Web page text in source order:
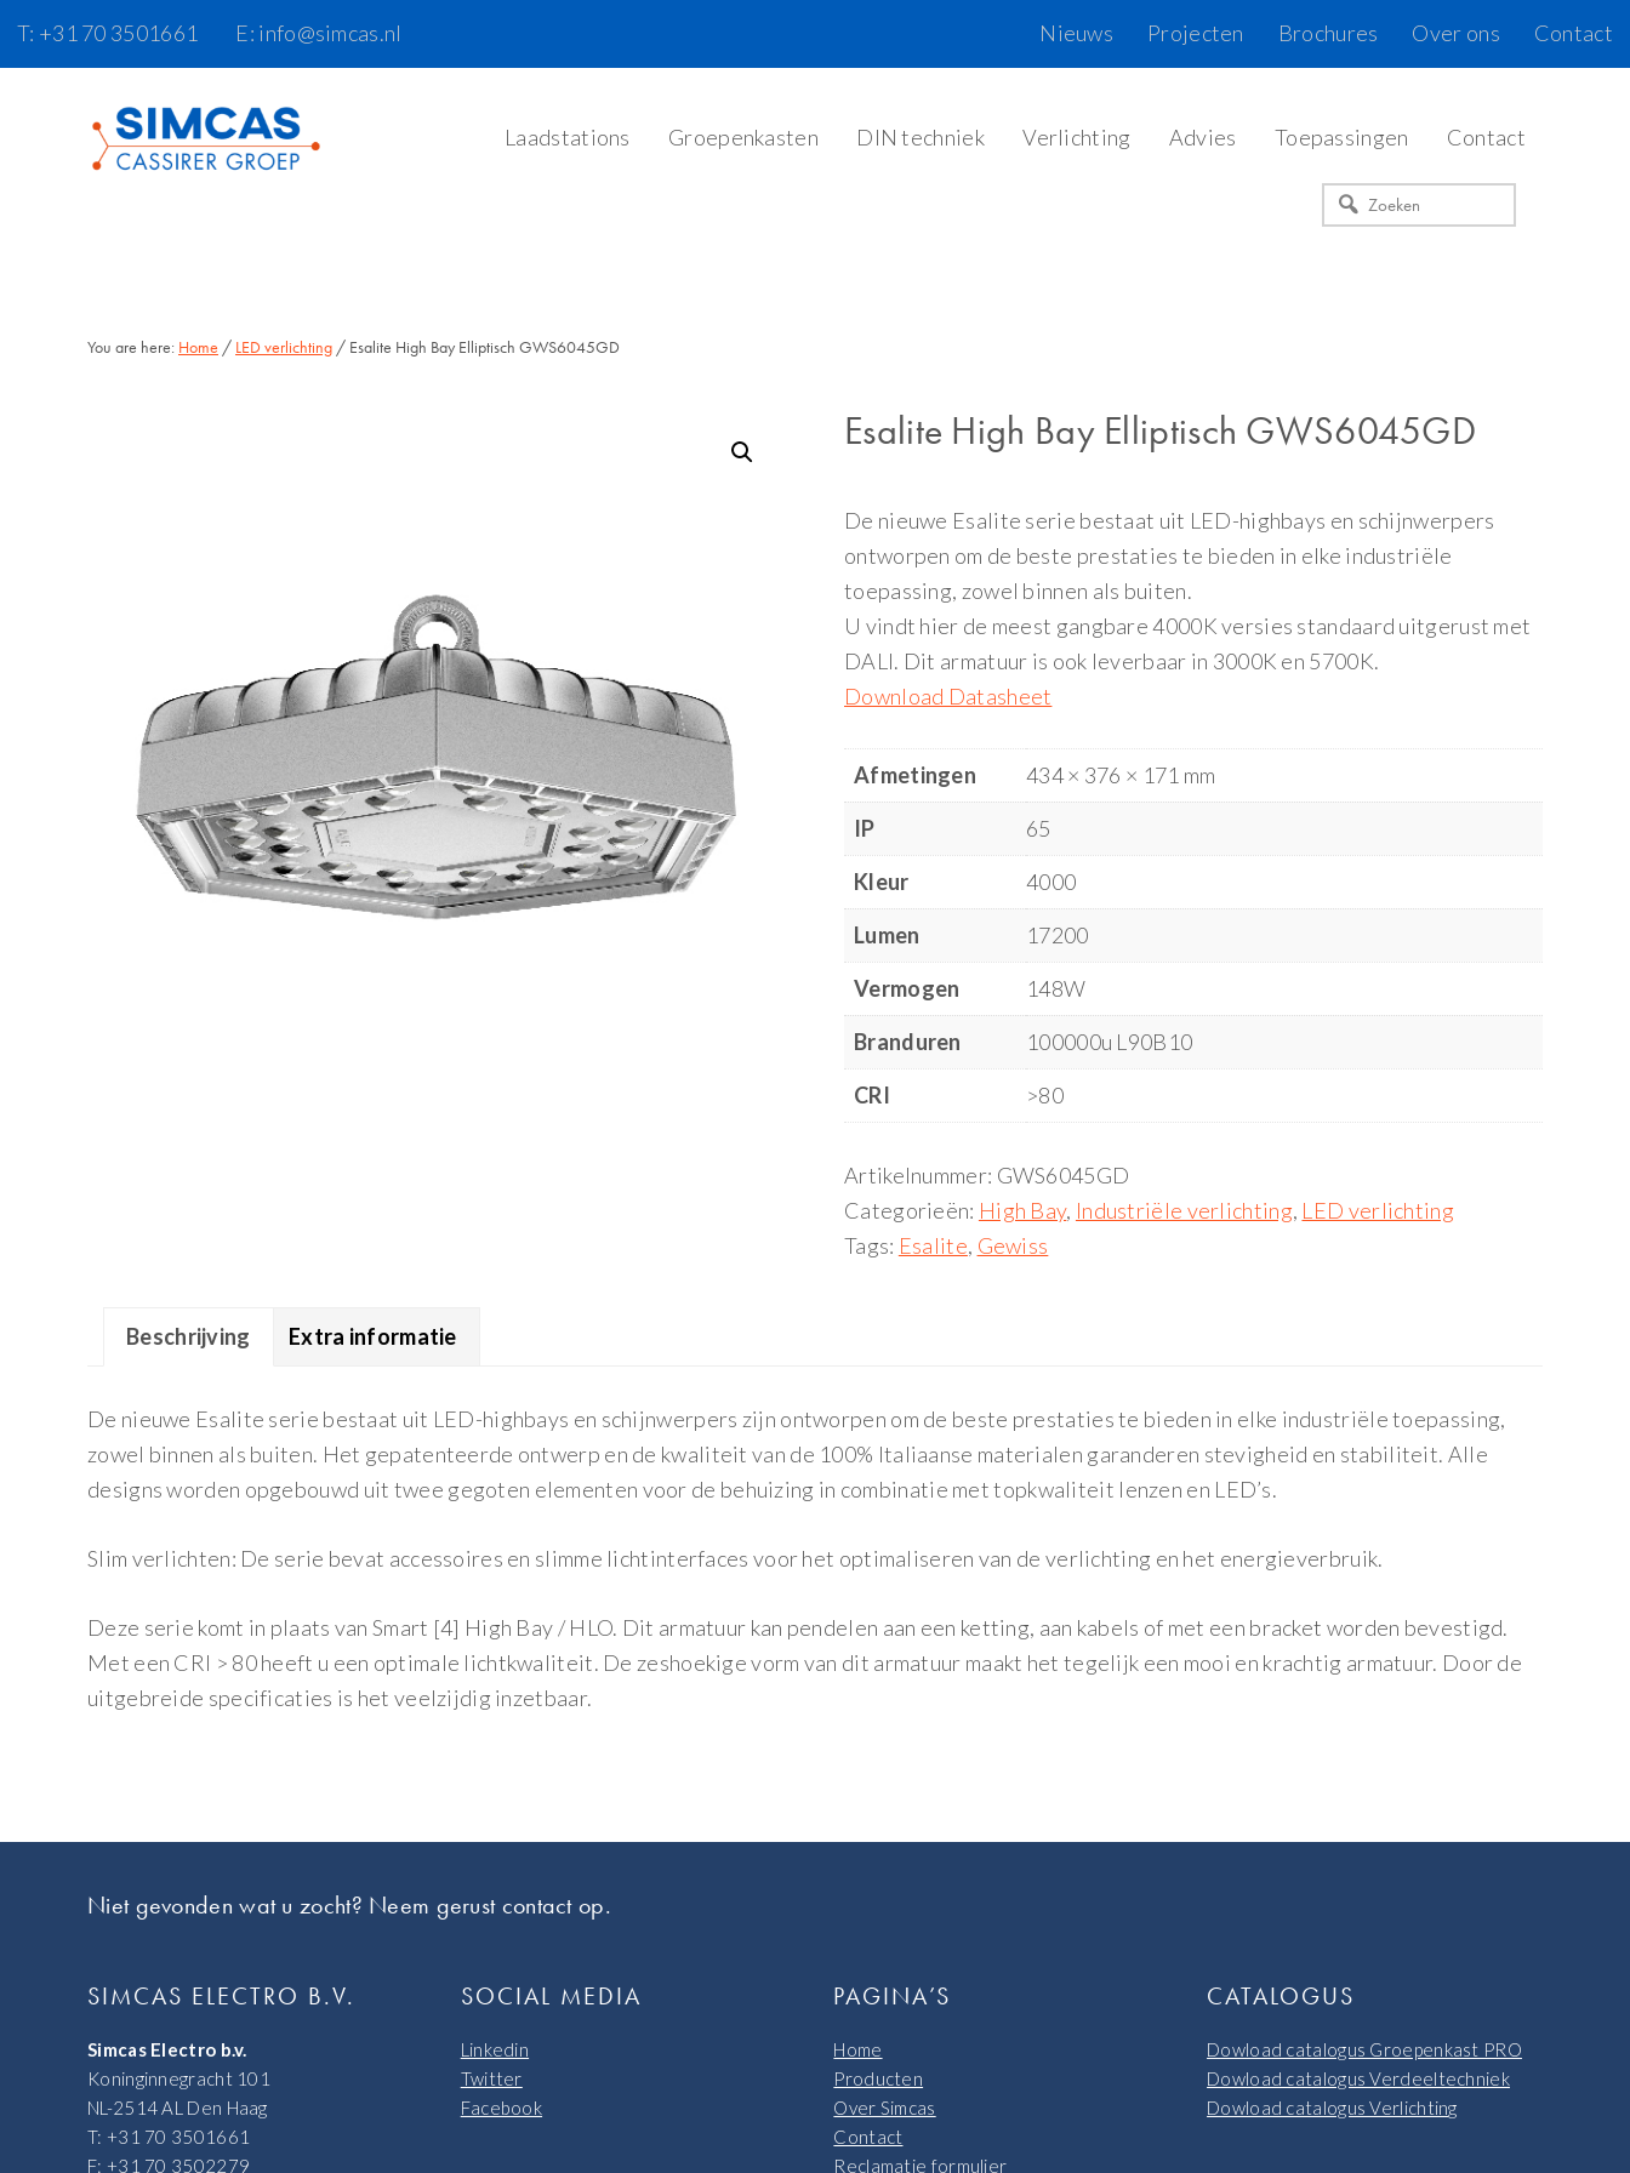
T: +31 70 3501661 E: info@simcas.nl Contact
Over ons
Brochures
Projecten
Nieuws
Laadstations Groepenkasten DIN techniek Verlichting Advies Toepassingen Contact
Zoeken
You are here: Home / LED verlichting / Esalite High Bay Elliptisch GWS6045GD
Esalite High Bay Elliptisch GWS6045GD
De nieuwe Esalite serie bestaat uit LED-highbays en schijnwerpers
ontworpen om de beste prestaties te bieden in elke industriële
toepassing, zowel binnen als buiten.
U vindt hier de meest gangbare 4000K versies standaard uitgerust met
DALI. Dit armatuur is ook leverbaar in 3000K en 5700K.
Download Datasheet
Afmetingen
434 × 376 × 171 mm
IP
65
Kleur
4000
Lumen
17200
Vermogen
148W
Branduren
100000u L90B10
CRI
>80
Artikelnummer: GWS6045GD
Categorieën: High Bay, Industriële verlichting, LED verlichting
Tags: Esalite, Gewiss
Beschrijving Extra informatie
De nieuwe Esalite serie bestaat uit LED-highbays en schijnwerpers zijn ontworpen om de beste prestaties te bieden in elke industriële toepassing,
zowel binnen als buiten. Het gepatenteerde ontwerp en de kwaliteit van de 100% Italiaanse materialen garanderen stevigheid en stabiliteit. Alle
designs worden opgebouwd uit twee gegoten elementen voor de behuizing in combinatie met topkwaliteit lenzen en LED’s.
Slim verlichten: De serie bevat accessoires en slimme lichtinterfaces voor het optimaliseren van de verlichting en het energieverbruik.
Deze serie komt in plaats van Smart [4] High Bay / HLO. Dit armatuur kan pendelen aan een ketting, aan kabels of met een bracket worden bevestigd.
Met een CRI > 80 heeft u een optimale lichtkwaliteit. De zeshoekige vorm van dit armatuur maakt het tegelijk een mooi en krachtig armatuur. Door de
uitgebreide specificaties is het veelzijdig inzetbaar.
Niet gevonden wat u zocht? Neem gerust contact op.
SIMCAS ELECTRO B.V.
Simcas Electro b.v.
Koninginnegracht 101
NL-2514 AL Den Haag
T: +31 70 3501661
F: +31 70 3502279
SOCIAL MEDIA
Linkedin
Twitter
Facebook
PAGINA’S
Home
Producten
Over Simcas
Contact
Reclamatie formulier
CATALOGUS
Dowload catalogus Groepenkast PRO
Dowload catalogus Verdeeltechniek
Dowload catalogus Verlichting